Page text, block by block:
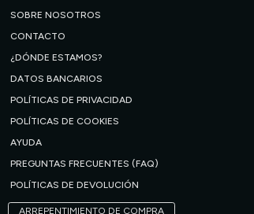
SOBRE NOSOTROS
CONTACTO
¿DÓNDE ESTAMOS?
DATOS BANCARIOS
POLÍTICAS DE PRIVACIDAD
POLÍTICAS DE COOKIES
AYUDA
PREGUNTAS FRECUENTES (FAQ)
POLÍTICAS DE DEVOLUCIÓN
ARREPENTIMIENTO DE COMPRA